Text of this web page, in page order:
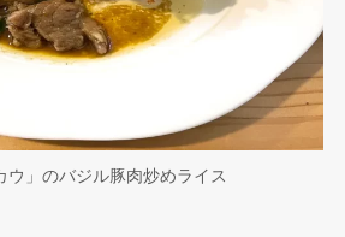
ウ」のバジル豚肉炒めライス